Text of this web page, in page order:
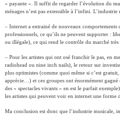
« payante ». Il suffit de regarder l’évolution du
ménages n’est pas extensible à l’infini.
– Internet a entrainé de nouveaux
professionnels, ce qu’ils ne peuvent supporter :
ou illégale), ce qui rend le contrôle du marché
– Pour les artistes qui ont osé franchir le pas, en
radiohead ou nine inch nails), le retour sur
plus optimistes (comme quoi même si c’est
apprécie…) et ces groupes ont énormément
des « spectacles vivants » en est le parfait
les artistes qui peuvent voir en internet une forme
Ma conclusion est donc que l’industrie musicale,